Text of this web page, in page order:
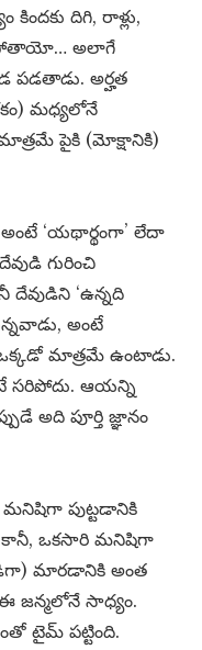
దిగి, రాళ్లు,
అలాగే
పడతాడు. అర్హత
మధ్యలోనే
మాత్రమే పైకి (మోక్షానికి)
అంటే ‘యథార్థంగా’ లేదా
గురించి
‘ఉన్నది
అంటే
మాత్రమే ఉంటాడు.
సరిపోదు. ఆయన్ని
అది పూర్తి జ్ఞానం
పుట్టడానికి
కానీ, ఒకసారి మనిషిగా
మారడానికి అంత
ఈ జన్మలోనే సాధ్యం.
టైమ్ పట్టింది.